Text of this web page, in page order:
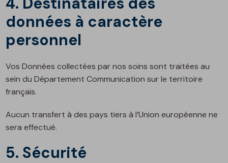
données à caractère
personnel
Vos Données collectées par nos soins sont traitées au
sein du Département Communication sur le territoire
français.
Aucun transfert à des pays tiers à l’Union européenne ne
sera effectué.
5. Sécurité